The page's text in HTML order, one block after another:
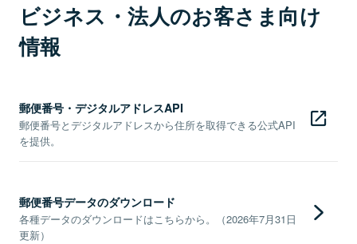
ビジネス・法人のお客さま向け
情報
郵便番号・デジタルアドレスAPI
郵便番号とデジタルアドレスから住所を取得できる公式API
を提供。
郵便番号データのダウンロード
各種データのダウンロードはこちらから。（2026年7月31日
更新）